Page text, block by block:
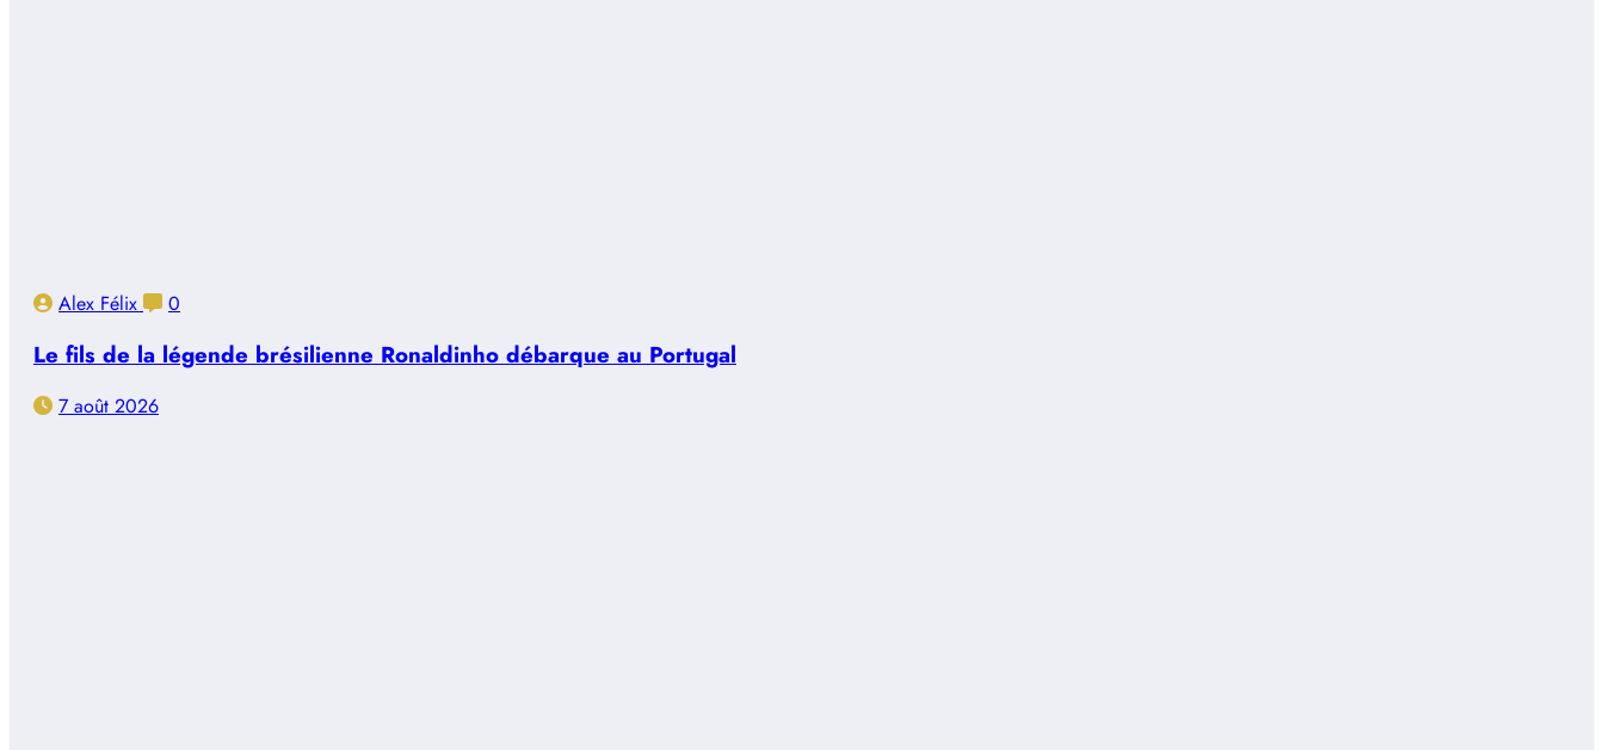
Alex Félix 0
Le fils de la légende brésilienne Ronaldinho débarque au Portugal
7 août 2026